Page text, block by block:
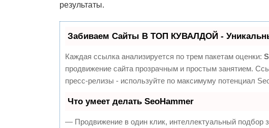
результаты.
Забиваем Сайты В ТОП КУВАЛДОЙ -
Каждая ссылка анализируется по трем пакетам оценки:
продвижение сайта прозрачным и простым занятием.
пресс-релизы - используйте по максимуму потенциал
Что умеет делать SeoHammer
— Продвижение в один клик, интеллектуальный подбор